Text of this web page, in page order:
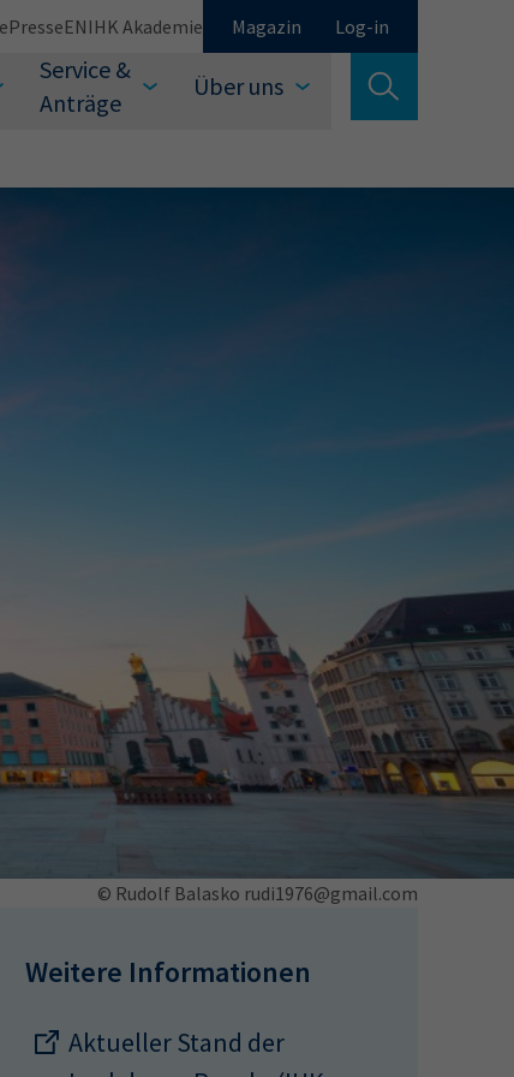
Service &
Anträge
Über uns
PresseEN IHK Akademie Magazin Log-in
Schließen
Suche verlassen
© Rudolf Balasko rudi1976@gmail.com
Weitere Informationen
Aktueller Stand der